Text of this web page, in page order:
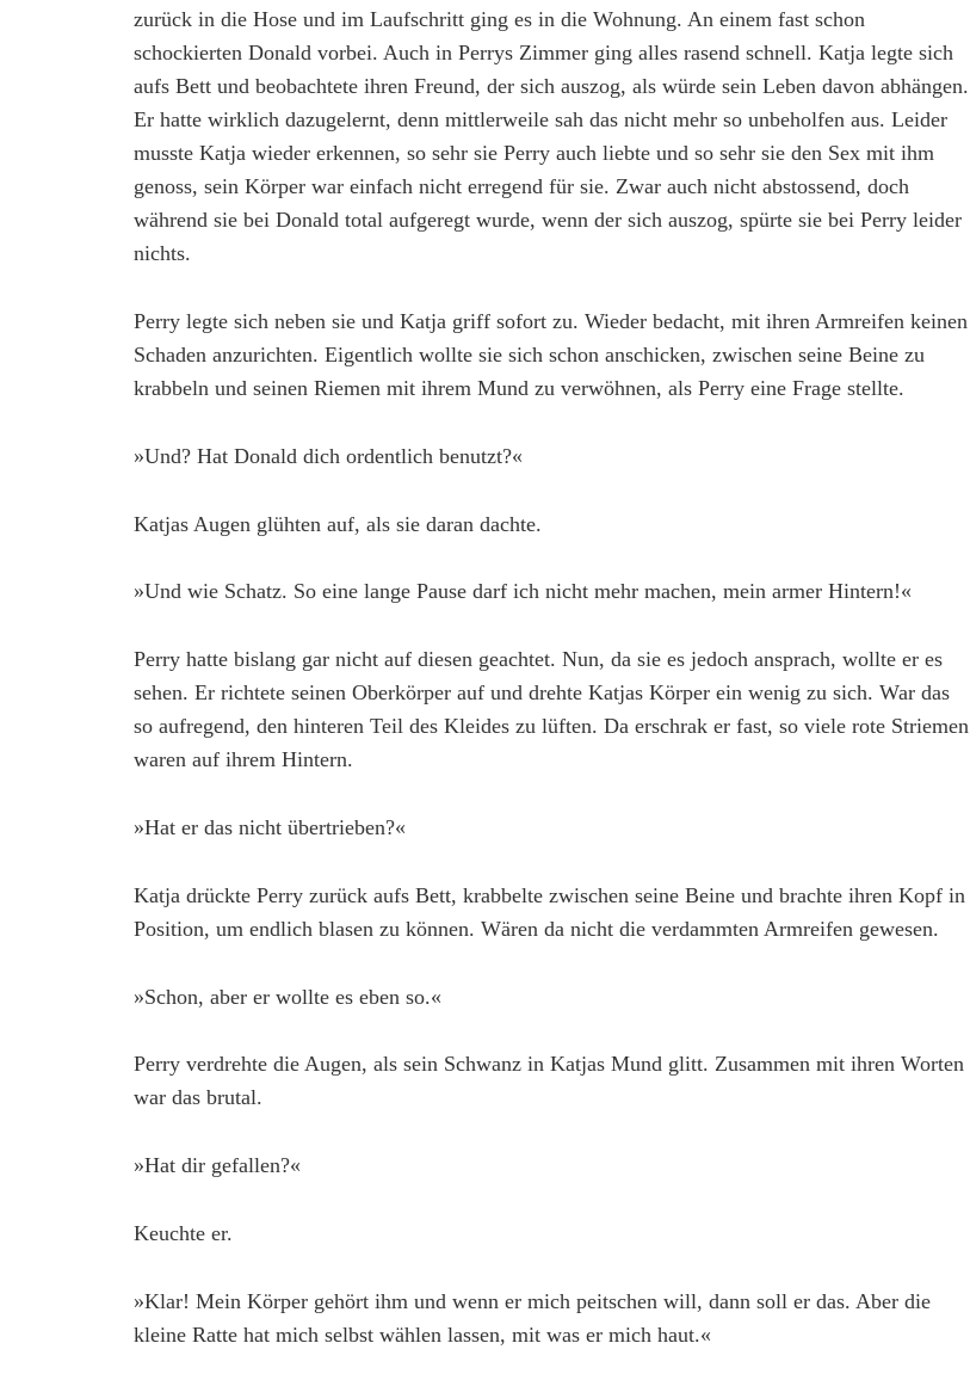
zurück in die Hose und im Laufschritt ging es in die Wohnung. An einem fast schon
schockierten Donald vorbei. Auch in Perrys Zimmer ging alles rasend schnell. Katja legte sich
aufs Bett und beobachtete ihren Freund, der sich auszog, als würde sein Leben davon abhängen.
Er hatte wirklich dazugelernt, denn mittlerweile sah das nicht mehr so unbeholfen aus. Leider
musste Katja wieder erkennen, so sehr sie Perry auch liebte und so sehr sie den Sex mit ihm
genoss, sein Körper war einfach nicht erregend für sie. Zwar auch nicht abstossend, doch
während sie bei Donald total aufgeregt wurde, wenn der sich auszog, spürte sie bei Perry leider
nichts.
Perry legte sich neben sie und Katja griff sofort zu. Wieder bedacht, mit ihren Armreifen keinen
Schaden anzurichten. Eigentlich wollte sie sich schon anschicken, zwischen seine Beine zu
krabbeln und seinen Riemen mit ihrem Mund zu verwöhnen, als Perry eine Frage stellte.
»Und? Hat Donald dich ordentlich benutzt?«
Katjas Augen glühten auf, als sie daran dachte.
»Und wie Schatz. So eine lange Pause darf ich nicht mehr machen, mein armer Hintern!«
Perry hatte bislang gar nicht auf diesen geachtet. Nun, da sie es jedoch ansprach, wollte er es
sehen. Er richtete seinen Oberkörper auf und drehte Katjas Körper ein wenig zu sich. War das
so aufregend, den hinteren Teil des Kleides zu lüften. Da erschrak er fast, so viele rote Striemen
waren auf ihrem Hintern.
»Hat er das nicht übertrieben?«
Katja drückte Perry zurück aufs Bett, krabbelte zwischen seine Beine und brachte ihren Kopf in
Position, um endlich blasen zu können. Wären da nicht die verdammten Armreifen gewesen.
»Schon, aber er wollte es eben so.«
Perry verdrehte die Augen, als sein Schwanz in Katjas Mund glitt. Zusammen mit ihren Worten
war das brutal.
»Hat dir gefallen?«
Keuchte er.
»Klar! Mein Körper gehört ihm und wenn er mich peitschen will, dann soll er das. Aber die
kleine Ratte hat mich selbst wählen lassen, mit was er mich haut.«